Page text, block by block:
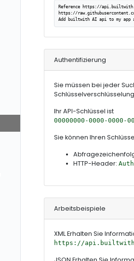
Reference https://
https://
Add builtwith AI api to my app
Authentifizierung
Sie müssen bei jeder
Ihr API-Schlüssel ist
00000000-0000-0000-
Sie können Ihren
HTTP-Header:
Arbeitsbeispiele
XML Erhalten Sie
https://